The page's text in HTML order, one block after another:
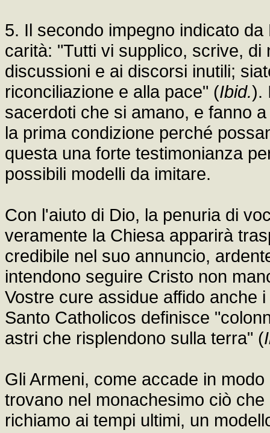
5. Il secondo impegno indicato
carità: "Tutti vi supplico, scrive,
discussioni e ai discorsi inutili;
riconciliazione e alla pace" (Ibid.).
sacerdoti che si amano, e fanno
la prima condizione perché
questa una forte testimonianza
possibili modelli da imitare.
Con l'aiuto di Dio, la penuria di
veramente la Chiesa apparirà
credibile nel suo annuncio,
intendono seguire Cristo non
Vostre cure assidue affido anche
Santo Catholicos definisce
astri che risplendono sulla terra" (
Gli Armeni, come accade in
trovano nel monachesimo ciò
richiamo ai tempi ultimi, un